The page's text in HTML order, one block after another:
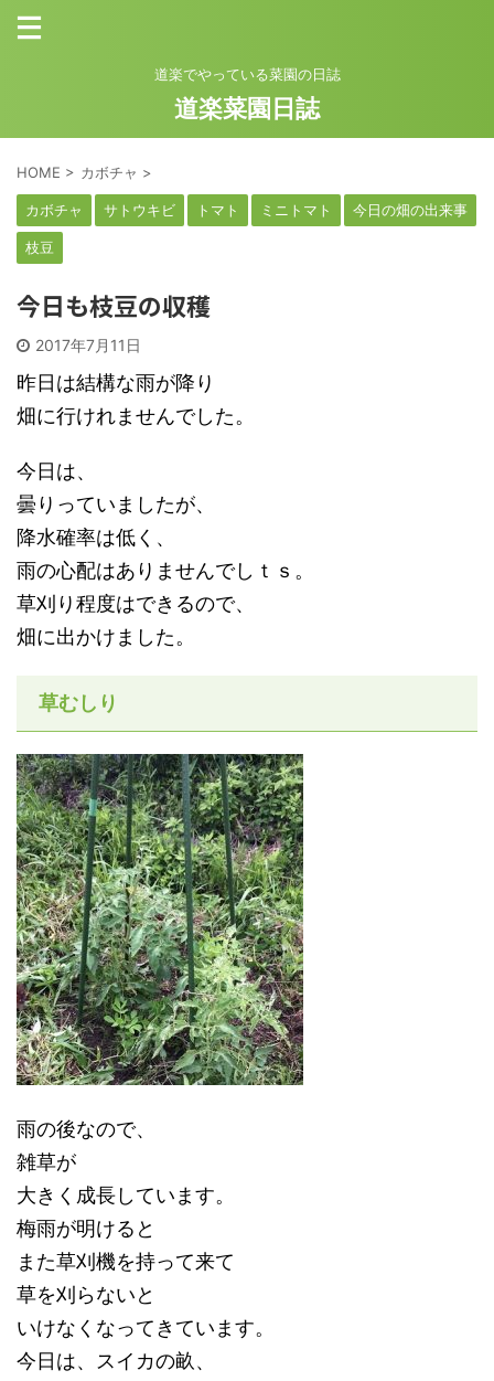
道楽でやっている菜園の日誌
道楽菜園日誌
HOME > カボチャ >
カボチャ サトウキビ トマト ミニトマト 今日の畑の出来事
枝豆
今日も枝豆の収穫
2017年7月11日
昨日は結構な雨が降り
畑に行けれませんでした。
今日は、
曇りっていましたが、
降水確率は低く、
雨の心配はありませんでしｔｓ。
草刈り程度はできるので、
畑に出かけました。
草むしり
雨の後なので、
雑草が
大きく成長しています。
梅雨が明けると
また草刈機を持って来て
草を刈らないと
いけなくなってきています。
今日は、スイカの畝、